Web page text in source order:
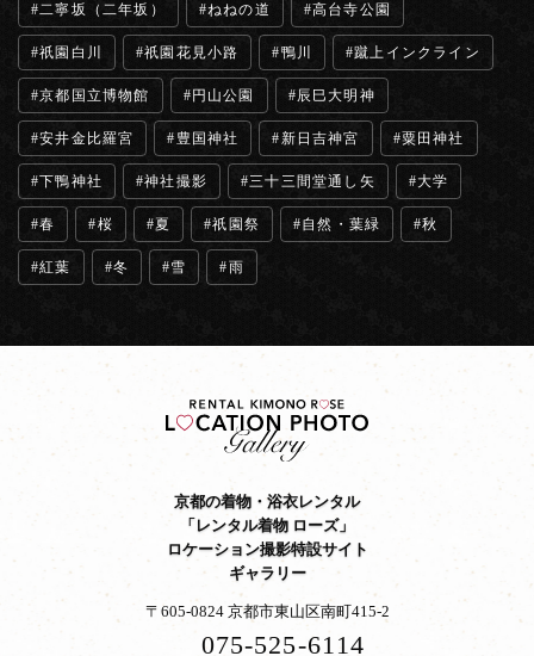
二寧坂（二年坂） ねねの道 高台寺公園
祇園白川 祇園花見小路 鴨川 蹴上インクライン
京都国立博物館 円山公園 辰巳大明神
安井金比羅宮 豊国神社 新日吉神宮 粟田神社
下鴨神社 神社撮影 三十三間堂通し矢 大学
春 桜 夏 祇園祭 自然・葉緑 秋
紅葉 冬 雪 雨
京都の着物・浴衣レンタル
「レンタル着物 ローズ」
ロケーション撮影特設サイト
ギャラリー
〒605-0824 京都市東山区南町415-2
075-525-6114